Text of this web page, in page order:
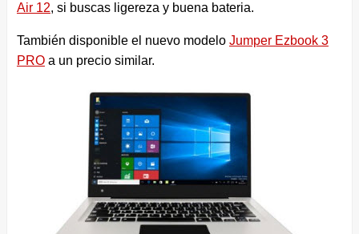
Air 12, si buscas ligereza y buena bateria.
También disponible el nuevo modelo Jumper Ezbook 3
PROa un precio similar.